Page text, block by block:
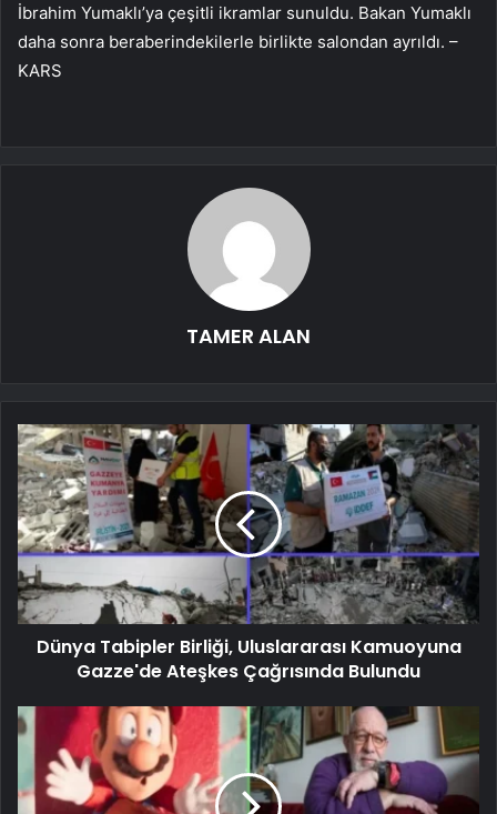
İbrahim Yumaklı’ya çeşitli ikramlar sunuldu. Bakan Yumaklı
daha sonra beraberindekilerle birlikte salondan ayrıldı. –
KARS
TAMER ALAN
Dünya Tabipler Birliği, Uluslararası Kamuoyuna
Gazze'de Ateşkes Çağrısında Bulundu